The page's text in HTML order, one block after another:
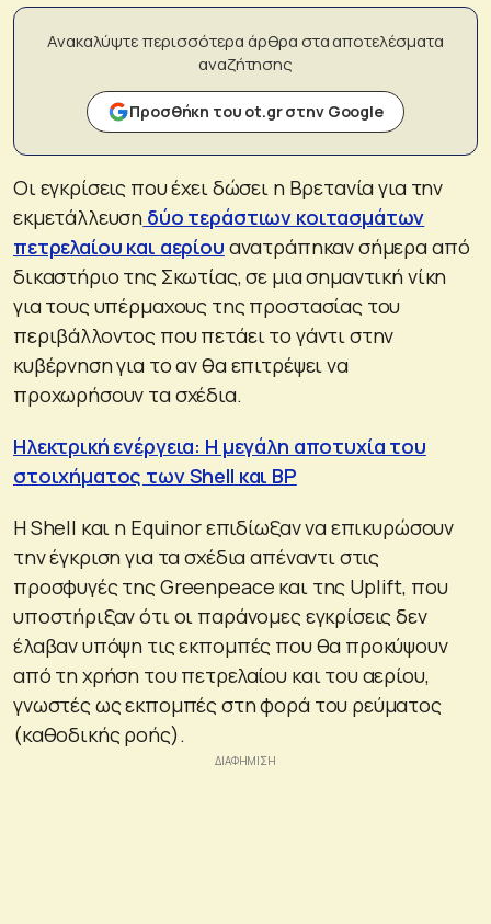
Ανακαλύψτε περισσότερα άρθρα στα αποτελέσματα
αναζήτησης
Προσθήκη του ot.gr στην Google
Οι εγκρίσεις που έχει δώσει η Βρετανία για την
εκμετάλλευση δύο τεράστιων κοιτασμάτων
πετρελαίου και αερίου ανατράπηκαν σήμερα από
δικαστήριο της Σκωτίας, σε μια σημαντική νίκη
για τους υπέρμαχους της προστασίας του
περιβάλλοντος που πετάει το γάντι στην
κυβέρνηση για το αν θα επιτρέψει να
προχωρήσουν τα σχέδια.
Ηλεκτρική ενέργεια: Η μεγάλη αποτυχία του
στοιχήματος των Shell και BP
Η Shell και η Equinor επιδίωξαν να επικυρώσουν
την έγκριση για τα σχέδια απέναντι στις
προσφυγές της Greenpeace και της Uplift, που
υποστήριξαν ότι οι παράνομες εγκρίσεις δεν
έλαβαν υπόψη τις εκπομπές που θα προκύψουν
από τη χρήση του πετρελαίου και του αερίου,
γνωστές ως εκπομπές στη φορά του ρεύματος
(καθοδικής ροής).